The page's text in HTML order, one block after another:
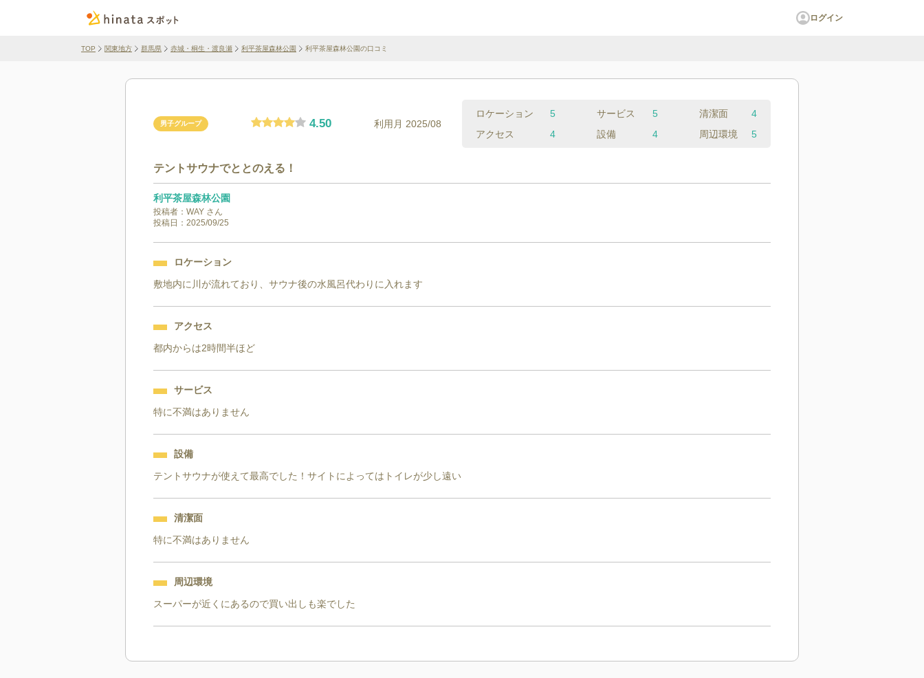
ログイン
TOP 関東地方 群馬県 赤城・桐生・渡良瀬 利平茶屋森林公園 利平茶屋森林公園の口コミ
男子グループ 4.50 利用月 2025/08
ロケーション 5 サービス 5 清潔面
4
アクセス
4 設備 4 周辺環境 5
テントサウナでととのえる！
利平茶屋森林公園
投稿者： WAY さん
投稿日： 2025/09/25
ロケーション
敷地内に川が流れており、サウナ後の水風呂代わりに入れます
アクセス
都内からは2時間半ほど
サービス
特に不満はありません
設備
テントサウナが使えて最高でした！サイトによってはトイレが少し遠い
清潔面
特に不満はありません
周辺環境
スーパーが近くにあるので買い出しも楽でした